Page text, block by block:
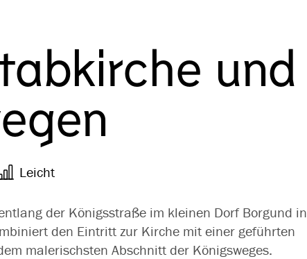
und
Leicht
der Königsstraße im kleinen Dorf Borgund in
den Eintritt zur Kirche mit einer geführten
malerischsten Abschnitt der Königsweges.